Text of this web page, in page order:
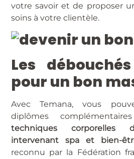
votre savoir et de proposer
soins à votre clientèle.
Les
pour un bon
Avec Temana, vous
diplômes
techniques
intervenant spa et bien-
reconnu par la Fédération